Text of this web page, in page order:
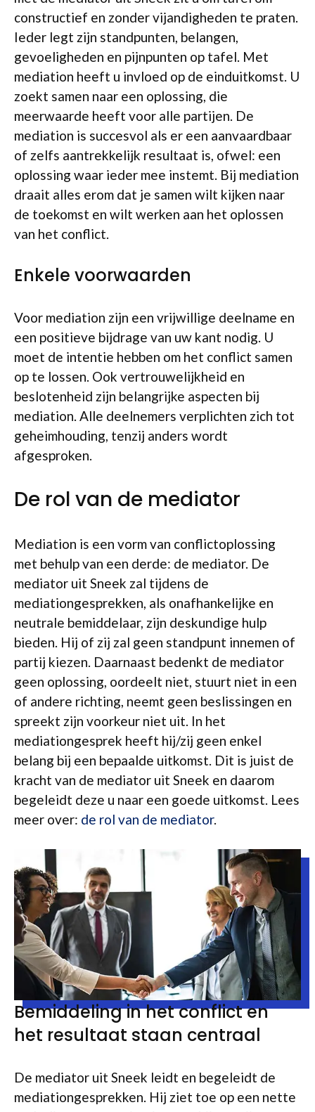
constructief en zonder vijandigheden te praten.
Ieder legt zijn standpunten, belangen,
gevoeligheden en pijnpunten op tafel. Met
mediation heeft u invloed op de einduitkomst. U
zoekt samen naar een oplossing, die
meerwaarde heeft voor alle partijen. De
mediation is succesvol als er een aanvaardbaar
of zelfs aantrekkelijk resultaat is, ofwel: een
oplossing waar ieder mee instemt. Bij mediation
draait alles erom dat je samen wilt kijken naar
de toekomst en wilt werken aan het oplossen
van het conflict.
Enkele voorwaarden
Voor mediation zijn een vrijwillige deelname en
een positieve bijdrage van uw kant nodig. U
moet de intentie hebben om het conflict samen
op te lossen. Ook vertrouwelijkheid en
beslotenheid zijn belangrijke aspecten bij
mediation. Alle deelnemers verplichten zich tot
geheimhouding, tenzij anders wordt
afgesproken.
De rol van de mediator
Mediation is een vorm van conflictoplossing
met behulp van een derde: de mediator. De
mediator uit Sneek zal tijdens de
mediationgesprekken, als onafhankelijke en
neutrale bemiddelaar, zijn deskundige hulp
bieden. Hij of zij zal geen standpunt innemen of
partij kiezen. Daarnaast bedenkt de mediator
geen oplossing, oordeelt niet, stuurt niet in een
of andere richting, neemt geen beslissingen en
spreekt zijn voorkeur niet uit. In het
mediationgesprek heeft hij/zij geen enkel
belang bij een bepaalde uitkomst. Dit is juist de
kracht van de mediator uit Sneek en daarom
begeleidt deze u naar een goede uitkomst. Lees
meer over: de rol van de mediator.
Bemiddeling in het conflict en
het resultaat staan centraal
De mediator uit Sneek leidt en begeleidt de
mediationgesprekken. Hij ziet toe op een nette